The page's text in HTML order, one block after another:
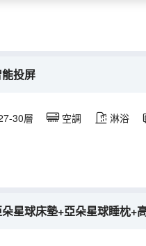
投屏
30層 空調 淋浴
星球床墊+亞朵星球睡枕+